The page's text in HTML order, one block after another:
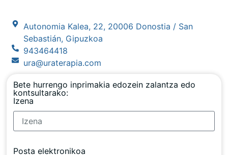
Autonomia Kalea, 22, 20006 Donostia / San
Sebastián, Gipuzkoa
943464418
ura@uraterapia.com
Bete hurrengo inprimakia edozein zalantza edo
kontsultarako:
Izena
Posta elektronikoa